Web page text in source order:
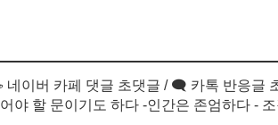
네이버 카페 댓글 초댓글 / 🗨 카톡 반응글
야 할 문이기도 하다 -인간은 존엄하다 -